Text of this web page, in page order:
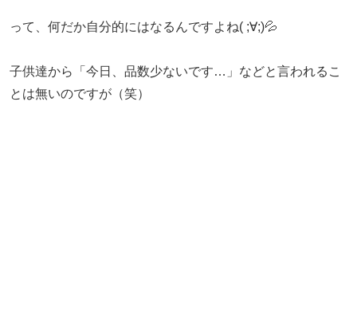
って、何だか自分的にはなるんですよね( ;∀;)💦
子供達から「今日、品数少ないです…」などと言われるこ
とは無いのですが（笑）